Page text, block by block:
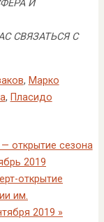
И
СВЯЗАТЬСЯ С
, Марко
, Пласидо
открытие сезона
2019
открытие
им.
2019 »